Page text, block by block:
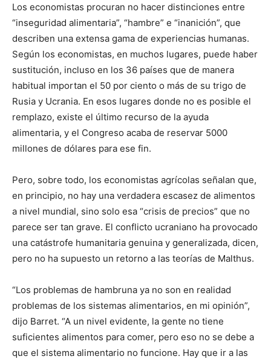
Los economistas procuran no hacer distinciones entre
“inseguridad alimentaria”, “hambre” e “inanición”, que
describen una extensa gama de experiencias humanas.
Según los economistas, en muchos lugares, puede haber
sustitución, incluso en los 36 países que de manera
habitual importan el 50 por ciento o más de su trigo de
Rusia y Ucrania. En esos lugares donde no es posible el
remplazo, existe el último recurso de la ayuda
alimentaria, y el Congreso acaba de reservar 5000
millones de dólares para ese fin.
Pero, sobre todo, los economistas agrícolas señalan que,
en principio, no hay una verdadera escasez de alimentos
a nivel mundial, sino solo esa “crisis de precios” que no
parece ser tan grave. El conflicto ucraniano ha provocado
una catástrofe humanitaria genuina y generalizada, dicen,
pero no ha supuesto un retorno a las teorías de Malthus.
“Los problemas de hambruna ya no son en realidad
problemas de los sistemas alimentarios, en mi opinión”,
dijo Barret. “A un nivel evidente, la gente no tiene
suficientes alimentos para comer, pero eso no se debe a
que el sistema alimentario no funcione. Hay que ir a las